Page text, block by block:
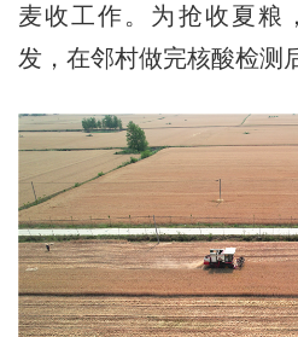
麦收工作。为抢收夏粮
发，在邻村做完核酸检测